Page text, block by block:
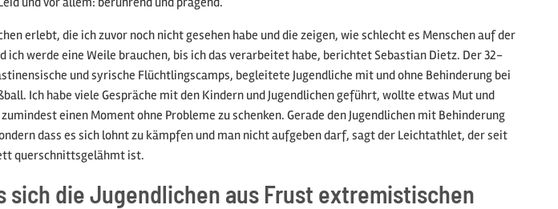
erlebt, die ich zuvor noch nicht gesehen habe und die zeigen, wie schlecht es Menschen auf der
werde eine Weile brauchen, bis ich das verarbeitet habe, berichtet Sebastian Dietz. Der 32-
und syrische Flüchtlingscamps, begleitete Jugendliche mit und ohne Behinderung bei
Ich habe viele Gespräche mit den Kindern und Jugendlichen geführt, wollte etwas Mut und
einen Moment ohne Probleme zu schenken. Gerade den Jugendlichen mit Behinderung
dass es sich lohnt zu kämpfen und man nicht aufgeben darf, sagt der Leichtathlet, der seit
querschnittsgelähmt ist.
sich die Jugendlichen aus Frust extremistischen